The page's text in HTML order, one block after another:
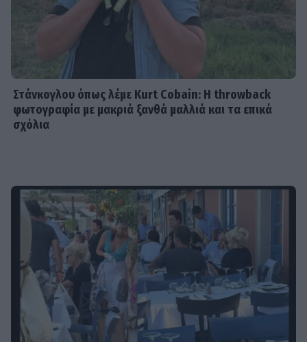
Στάνκογλου όπως λέμε Kurt Cobain: H throwback
φωτογραφία με μακριά ξανθά μαλλιά και τα επικά
σχόλια